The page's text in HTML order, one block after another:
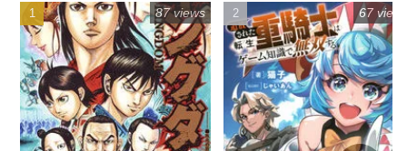
87 views 67